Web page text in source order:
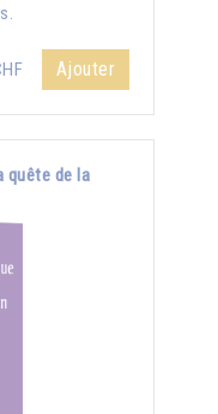
Ajouter
quête de la